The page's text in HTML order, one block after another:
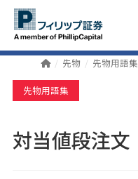
先物 先物用語集
先物用語集
対当値段注文